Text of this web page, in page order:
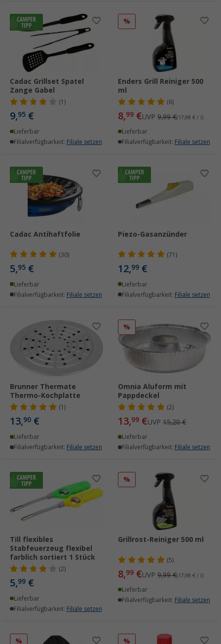
Cadac Grillset Spatel
Zange Gabel
(1)
9,95 €
Lieferbar
Filialverfügbarkeit: Filiale setzen
%
Enders Grill Reiniger 500
ml
(6)
8,99 €UVP 9,99 €(17,98 € / l)
Lieferbar
Filialverfügbarkeit: Filiale setzen
Cadac Antihaftfolie
(30)
5,95 €
Lieferbar
Filialverfügbarkeit: Filiale setzen
Piezo-Gasanzünder
(71)
12,99 €
Lieferbar
Filialverfügbarkeit: Filiale setzen
Brunner Thermate
Thermo-Kochplatte
(1)
13,90 €
Lieferbar
Filialverfügbarkeit: Filiale setzen
%
Omnia Aluform mit
Pappdeckel
(2)
13,99 €UVP 15,20 €
Lieferbar
Filialverfügbarkeit: Filiale setzen
Till flexibles
Stabfeuerzeug flexibel
farblich sortiert 1 Stück
(2)
5,99 €
Lieferbar
Filialverfügbarkeit: Filiale setzen
%
Grillrost-Reiniger 500 ml
(5)
8,99 €UVP 9,99 €(17,98 € / l)
Lieferbar
Filialverfügbarkeit: Filiale setzen
% %